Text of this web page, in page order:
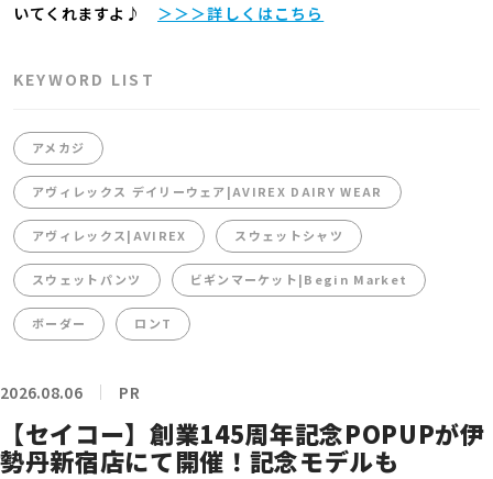
いてくれますよ♪ ＞＞＞詳しくはこちら
KEYWORD LIST
アメカジ
アヴィレックス デイリーウェア|AVIREX DAIRY WEAR
アヴィレックス|AVIREX スウェットシャツ
スウェットパンツ ビギンマーケット|Begin Market
ボーダー ロンT
2026.08.06 PR
【セイコー】創業145周年記念POPUPが伊
勢丹新宿店にて開催！記念モデルも